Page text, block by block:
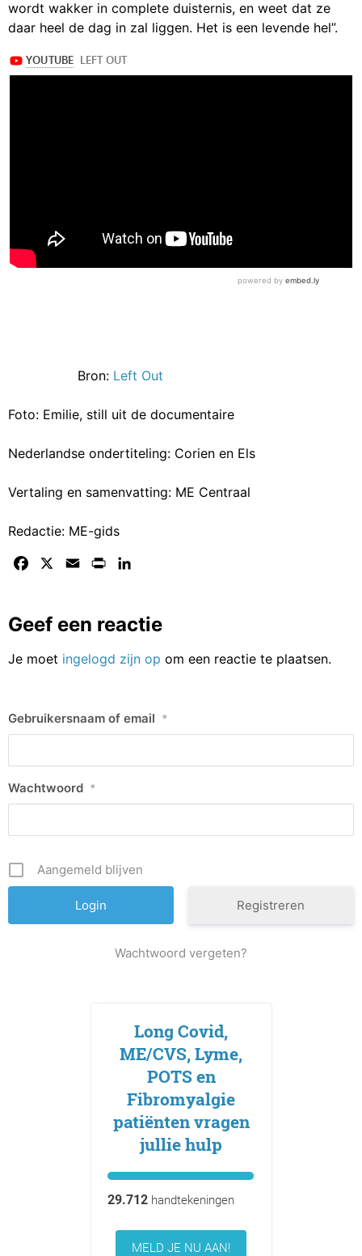
wordt wakker in complete duisternis, en weet dat ze
daar heel de dag in zal liggen. Het is een levende hel”.
Bron: Left Out
Foto: Emilie, still uit de documentaire
Nederlandse ondertiteling: Corien en Els
Vertaling en samenvatting: ME Centraal
Redactie: ME-gids
Facebook Email Print
Geef een reactie
Je moet ingelogd zijn op om een reactie te plaatsen.
Gebruikersnaam of email *
Wachtwoord *
Aangemeld blijven
Registreren
Wachtwoord vergeten?
Long Covid,
ME/CVS, Lyme,
POTS en
Fibromyalgie
patiënten vragen
jullie hulp
29.712handtekeningen
MELD JE NU AAN!